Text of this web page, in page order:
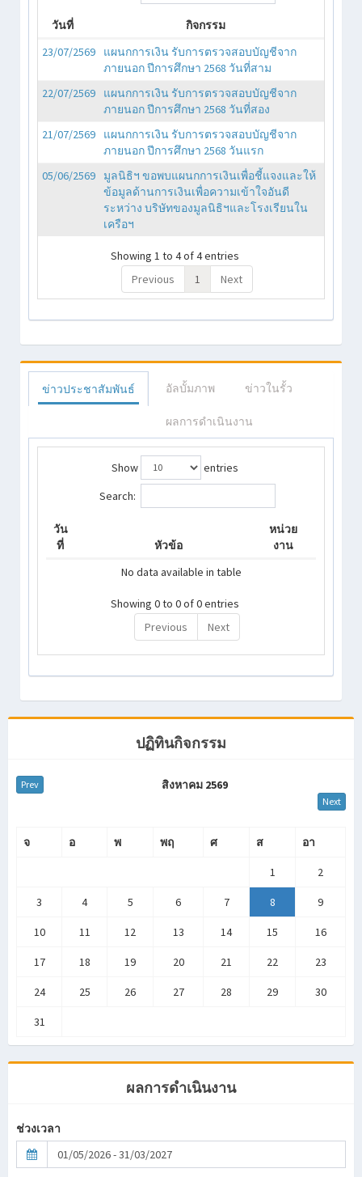
วันที่
กิจกรรม
23/07/2569
แผนกการเงิน รับการตรวจสอบบัญชีจาก
ภายนอก ปีการศึกษา 2568 วันที่สาม
22/07/2569
แผนกการเงิน รับการตรวจสอบบัญชีจาก
ภายนอก ปีการศึกษา 2568 วันที่สอง
21/07/2569
แผนกการเงิน รับการตรวจสอบบัญชีจาก
ภายนอก ปีการศึกษา 2568 วันแรก
05/06/2569
มูลนิธิฯ ขอพบแผนกการเงินเพื่อชี้แจงและให้
ข้อมูลด้านการเงินเพื่อความเข้าใจอันดี
ระหว่าง บริษัทของมูลนิธิฯและโรงเรียนใน
เครือฯ
Showing 1 to 4 of 4 entries
Previous
1 Next
ข่าวประชาสัมพันธ์ อัลบั้มภาพ ข่าวในรั้ว
ผลการดำเนินงาน
Show
entries
Search:
วัน
ที่
หัวข้อ
หน่วย
งาน
No data available in table
Showing 0 to 0 of 0 entries
Previous
Next
ปฏิทินกิจกรรม
Prev สิงหาคม 2569
Next
จ อ พ พฤ ศ ส อา
1 2
3 4 5 6 7 8 9
10 11 12 13 14 15 16
17 18 19 20 21 22 23
24 25 26 27 28 29 30
31
ผลการดำเนินงาน
ช่วงเวลา